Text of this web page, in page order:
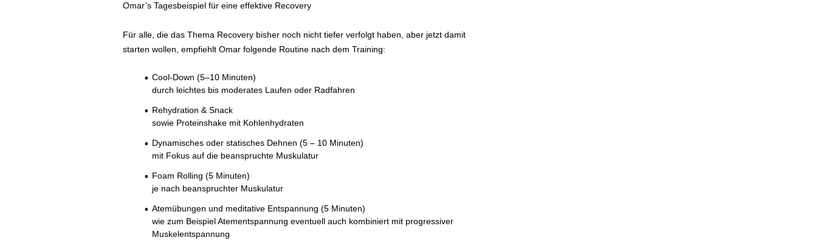
Omar’s Tagesbeispiel für eine effektive Recovery
Für alle, die das Thema Recovery bisher noch nicht tiefer verfolgt haben, aber jetzt damit
starten wollen, empfiehlt Omar folgende Routine nach dem Training:
Cool-Down (5–10 Minuten)
durch leichtes bis moderates Laufen oder Radfahren
Rehydration & Snack
sowie Proteinshake mit Kohlenhydraten
Dynamisches oder statisches Dehnen (5 – 10 Minuten)
mit Fokus auf die beanspruchte Muskulatur
Foam Rolling (5 Minuten)
je nach beanspruchter Muskulatur
Atemübungen und meditative Entspannung (5 Minuten)
wie zum Beispiel Atementspannung eventuell auch kombiniert mit progressiver
Muskelentspannung